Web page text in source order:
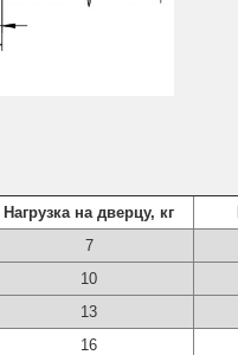
Нагрузка на дверцу, кг
7
10
13
16